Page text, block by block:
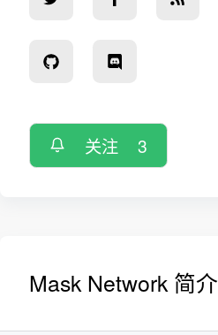
关注 3
Mask Network 简介